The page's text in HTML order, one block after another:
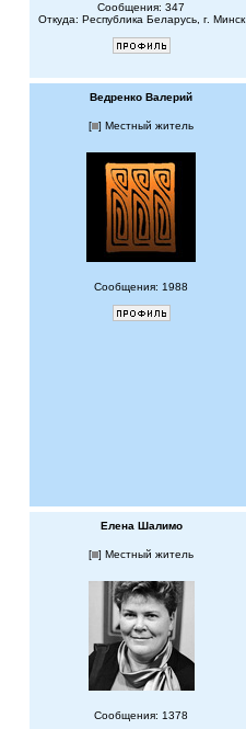
Сообщения: 347
Откуда: Республика Беларусь, г. Минск
Ведренко Валерий
[ ] Местный житель
Сообщения: 1988
Елена Шалимо
[ ] Местный житель
Сообщения: 1378